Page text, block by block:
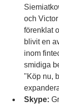
och
förenklat
blivit en
inom
smidiga
"Köp nu,
Skype: